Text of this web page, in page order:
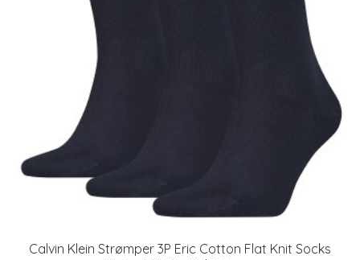
Calvin Klein Strømper 3P Eric Cotton Flat Knit Socks